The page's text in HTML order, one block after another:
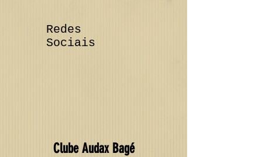
Redes
Sociais
ClubeAudax Bagé